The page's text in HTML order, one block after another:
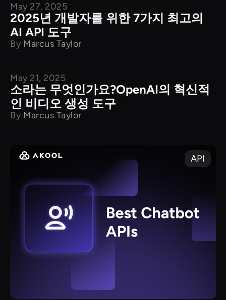
API
May 27, 2025
2025년 개발자를 위한 7가지 최고의
AI API 도구
By Marcus Taylor
May 21, 2025
소라는 무엇인가요?OpenAI의 혁신적
인 비디오 생성 도구
By Marcus Taylor
API